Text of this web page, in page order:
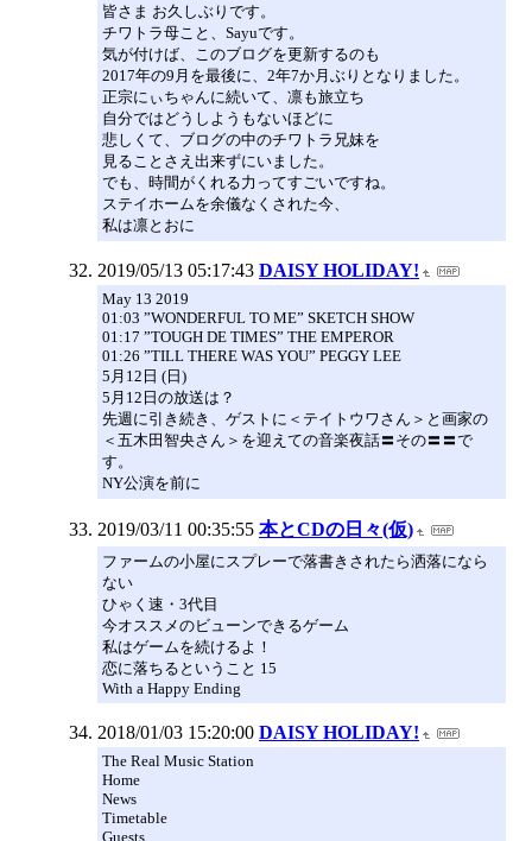
皆さま お久しぶりです。
チワトラ母こと、Sayuです。
気が付けば、このブログを更新するのも
2017年の9月を最後に、2年7か月ぶりとなりました。
正宗にぃちゃんに続いて、凛も旅立ち
自分ではどうしようもないほどに
悲しくて、ブログの中のチワトラ兄妹を
見ることさえ出来ずにいました。
でも、時間がくれる力ってすごいですね。
ステイホームを余儀なくされた今、
私は凛とおに
2019/05/13 05:17:43 DAISY HOLIDAY!
May 13 2019
01:03 ”WONDERFUL TO ME” SKETCH SHOW
01:17 ”TOUGH DE TIMES” THE EMPEROR
01:26 ”TILL THERE WAS YOU” PEGGY LEE
5月12日 (日)
5月12日の放送は？
先週に引き続き、ゲストに＜テイトウワさん＞と画家の
＜五木田智央さん＞を迎えての音楽夜話〓その〓〓で
す。
NY公演を前に
2019/03/11 00:35:55 本とCDの日々(仮)
ファームの小屋にスプレーで落書きされたら洒落になら
ない
ひゃく速・3代目
今オススメのビューンできるゲーム
私はゲームを続けるよ！
恋に落ちるということ 15
With a Happy Ending
2018/01/03 15:20:00 DAISY HOLIDAY!
The Real Music Station
Home
News
Timetable
Guests